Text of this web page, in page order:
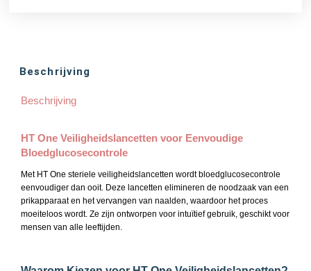
Beschrijving
Beschrijving
HT One Veiligheidslancetten voor Eenvoudige
Bloedglucosecontrole
Met HT One steriele veiligheidslancetten wordt bloedglucosecontrole
eenvoudiger dan ooit. Deze lancetten elimineren de noodzaak van een
prikapparaat en het vervangen van naalden, waardoor het proces
moeiteloos wordt. Ze zijn ontworpen voor intuïtief gebruik, geschikt voor
mensen van alle leeftijden.